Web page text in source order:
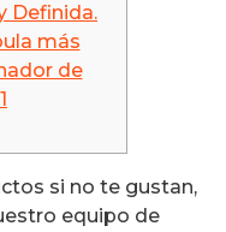
Definida.
más
de
si no te gustan,
equipo de